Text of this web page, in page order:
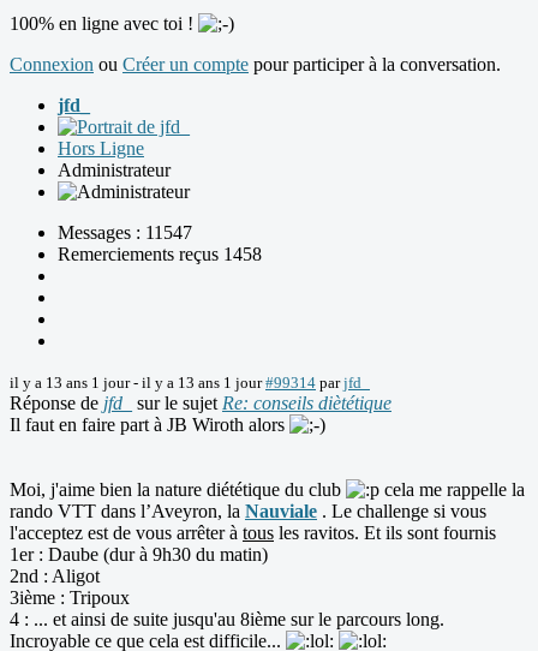
100% en ligne avec toi !
Connexion ou Créer un compte pour participer à la conversation.
jfd_
Hors Ligne
Administrateur
Messages : 11547
Remerciements reçus 1458
il y a 13 ans 1 jour- il y a 13 ans 1 jour #99314 parjfd_
Réponse de jfd_ sur le sujet Re: conseils diètétique
Il faut en faire part à JB Wiroth alors
Moi, j'aime bien la nature diététique du club
cela me rappelle la
rando VTT dans l’Aveyron, la Nauviale . Le challenge si vous
l'acceptez est de vous arrêter à tous les ravitos. Et ils sont fournis
1er : Daube (dur à 9h30 du matin)
2nd : Aligot
3ième : Tripoux
4 : ... et ainsi de suite jusqu'au 8ième sur le parcours long.
Incroyable ce que cela est difficile...